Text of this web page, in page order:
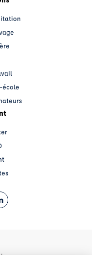
école
fenêtre)
(nouvelle fenêtre)
(nouvelle fenêtre)